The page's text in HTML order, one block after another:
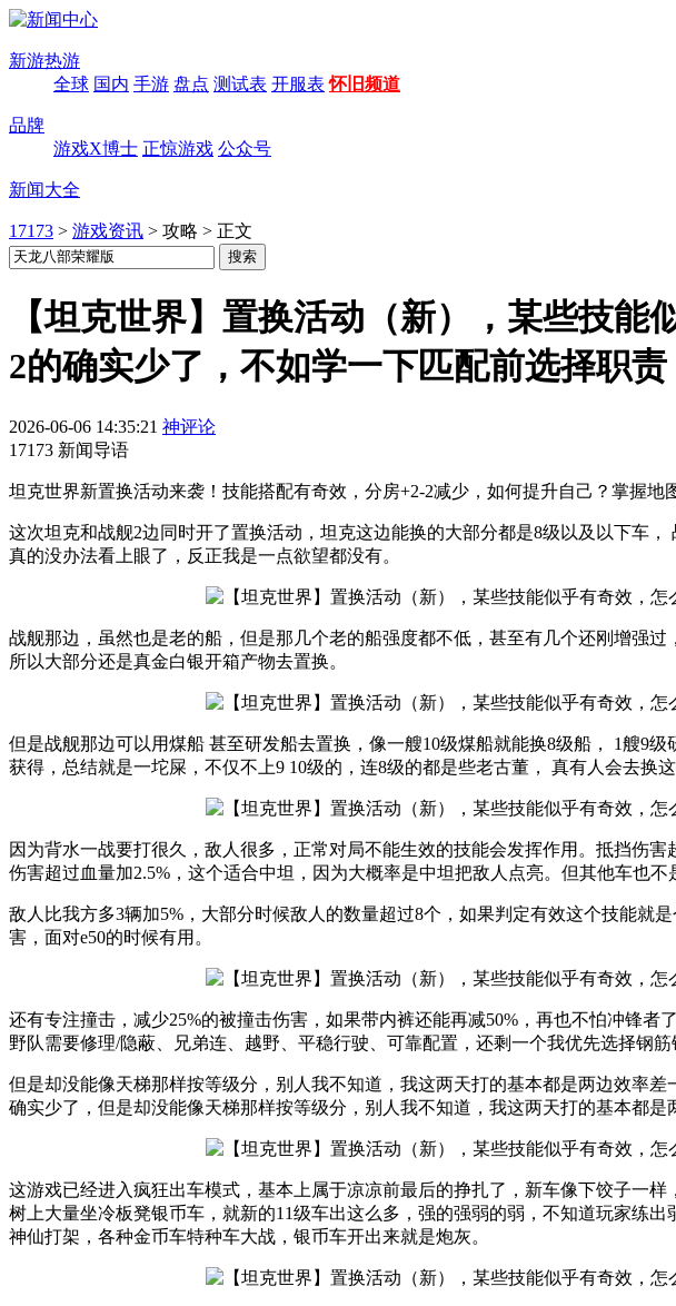
新游热游
全球 国内 手游 盘点 测试表 开服表 怀旧频道
品牌
游戏X博士 正惊游戏 公众号
新闻大全
17173 > 游戏资讯 > 攻略 > 正文
【坦克世界】置换活动（新），​某些技
2的确实少了，不如学一下匹配前选择职责
2026-06-06 14:35:21 神评论
17173 新闻导语
坦克世界新置换活动来袭！技能搭配有奇效，分房+2-2减少，如何提升自己？掌握
这次坦克和战舰2边同时开了置换活动，坦克这边能换的大部分都是8级以及以下车
真的没办法看上眼了，反正我是一点欲望都没有。
战舰那边，虽然也是老的船，但是那几个老的船强度都不低，甚至有几个还刚增强
所以大部分还是真金白银开箱产物去置换。
但是战舰那边可以用煤船 甚至研发船去置换，像一艘10级煤船就能换8级船， 1艘9
获得，总结就是一坨屎，不仅不上9 10级的，连8级的都是些老古董， 真有人会去换
因为背水一战要打很久，敌人很多，正常对局不能生效的技能会发挥作用。抵挡伤
伤害超过血量加2.5%，这个适合中坦，因为大概率是中坦把敌人点亮。但其他车也不
敌人比我方多3辆加5%，大部分时候敌人的数量超过8个，如果判定有效这个技能就
害，面对e50的时候有用。
还有专注撞击，减少25%的被撞击伤害，如果带内裤还能再减50%，再也不怕冲锋
野队需要修理/隐蔽、兄弟连、越野、平稳行驶、可靠配置，还剩一个我优先选择钢筋
但是却没能像天梯那样按等级分，别人我不知道，我这两天打的基本都是两边效率
确实少了，但是却没能像天梯那样按等级分，别人我不知道，我这两天打的基本都
这游戏已经进入疯狂出车模式，基本上属于凉凉前最后的挣扎了，新车像下饺子一
树上大量坐冷板凳银币车，就新的11级车出这么多，强的强弱的弱，不知道玩家练
神仙打架，各种金币车特种车大战，银币车开出来就是炮灰。